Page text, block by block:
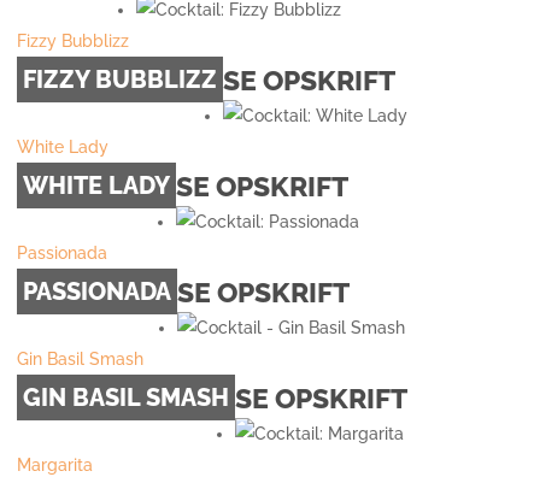
Fizzy Bubblizz
FIZZY BUBBLIZZ SE OPSKRIFT
White Lady
WHITE LADY SE OPSKRIFT
Passionada
PASSIONADA SE OPSKRIFT
Gin Basil Smash
GIN BASIL SMASH SE OPSKRIFT
Margarita